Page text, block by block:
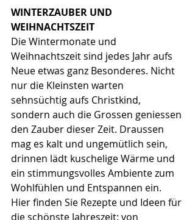
WINTERZAUBER UND
WEIHNACHTSZEIT
Die Wintermonate und
Weihnachtszeit sind jedes Jahr aufs
Neue etwas ganz Besonderes. Nicht
nur die Kleinsten warten
sehnsüchtig aufs Christkind,
sondern auch die Grossen geniessen
den Zauber dieser Zeit. Draussen
mag es kalt und ungemütlich sein,
drinnen lädt kuschelige Wärme und
ein stimmungsvolles Ambiente zum
Wohlfühlen und Entspannen ein.
Hier finden Sie Rezepte und Ideen für
die schönste Jahreszeit: von